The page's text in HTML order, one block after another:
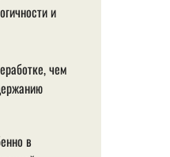
и
чем
в